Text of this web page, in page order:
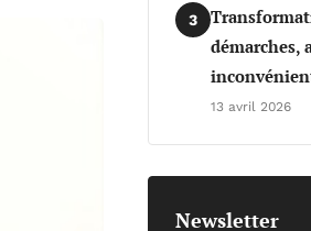
3
démarches,
13 avril 2026
Newsletter